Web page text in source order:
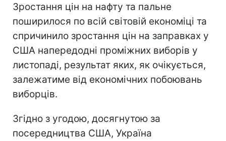
Зростання цін на нафту та пальне
поширилося по всій світовій економіці та
спричинило зростання цін на заправках у
США напередодні проміжних виборів у
листопаді, результат яких, як очікується,
залежатиме від економічних побоювань
виборців.
Згідно з угодою, досягнутою за
посередництва США, Україна